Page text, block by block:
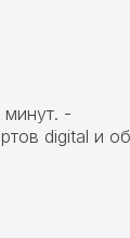
-
digital и